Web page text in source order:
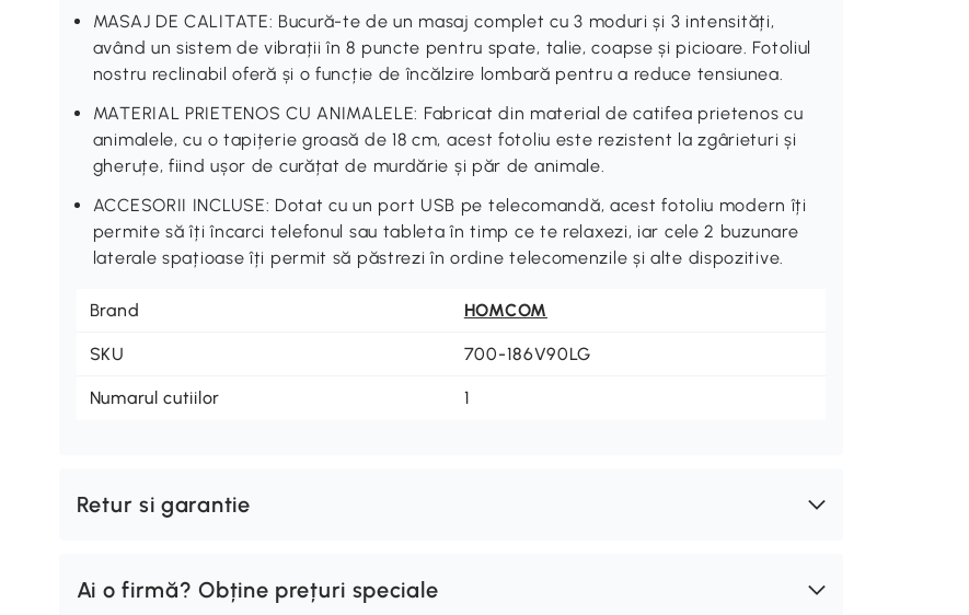
MASAJ DE CALITATE: Bucură-te de un masaj complet cu 3 moduri și 3 intensități,
având un sistem de vibrații în 8 puncte pentru spate, talie, coapse și picioare. Fotoliul
nostru reclinabil oferă și o funcție de încălzire lombară pentru a reduce tensiunea.
MATERIAL PRIETENOS CU ANIMALELE: Fabricat din material de catifea prietenos cu
animalele, cu o tapițerie groasă de 18 cm, acest fotoliu este rezistent la zgârieturi și
gheruțe, fiind ușor de curățat de murdărie și păr de animale.
ACCESORII INCLUSE: Dotat cu un port USB pe telecomandă, acest fotoliu modern îți
permite să îți încarci telefonul sau tableta în timp ce te relaxezi, iar cele 2 buzunare
laterale spațioase îți permit să păstrezi în ordine telecomenzile și alte dispozitive.
Brand HOMCOM
SKU 700-186V90LG
Numarul cutiilor 1
Retur si garantie
Ai o firmă? Obține prețuri speciale